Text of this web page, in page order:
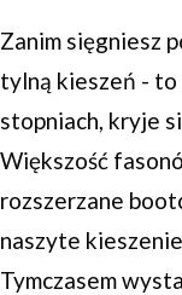
Zanim sięgniesz
tylną kieszeń - to
stopniach, kryje
Większość
rozszerzane
naszyte
Tymczasem